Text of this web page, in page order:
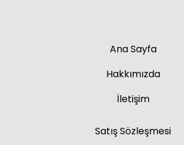
Ana Sayfa
Hakkımızda
İletişim
Satış Sözleşmesi